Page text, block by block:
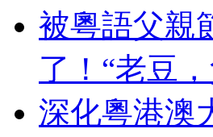
被粵語父親
了！“老豆
深化粵港澳